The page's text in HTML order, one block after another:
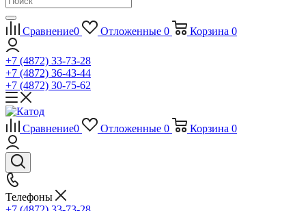
Сравнение0 Отложенные 0 Корзина 0
+7 (4872) 33-73-28
+7 (4872) 36-43-44
+7 (4872) 30-75-62
Сравнение0 Отложенные 0 Корзина 0
Телефоны